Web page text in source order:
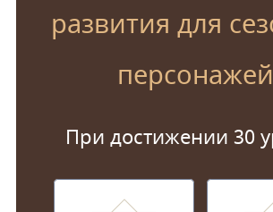
развития для
При достижении 30